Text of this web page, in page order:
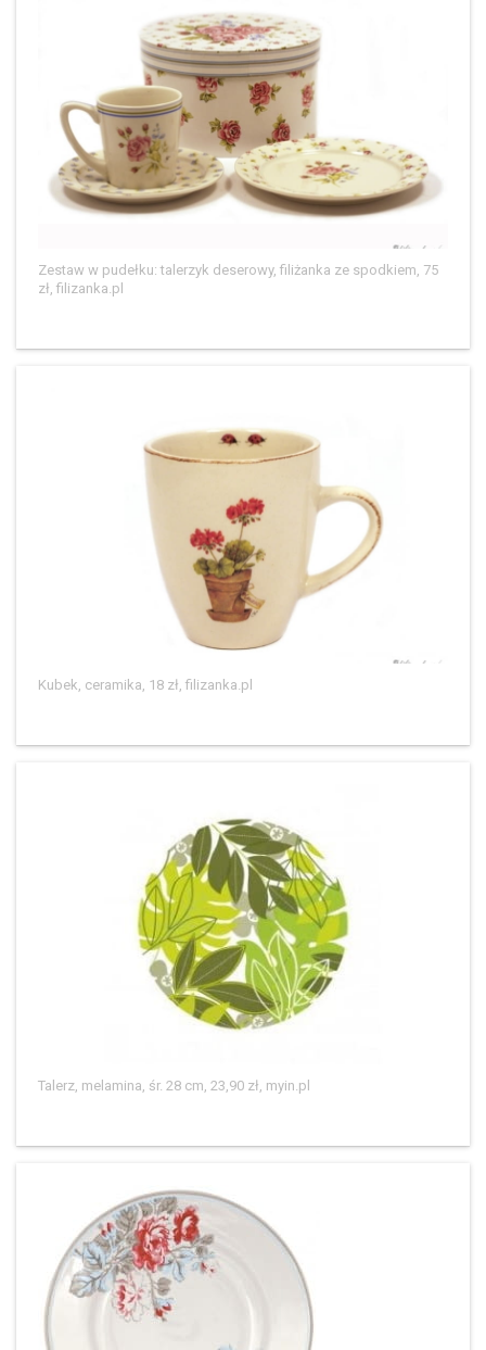
Zestaw w pudełku: talerzyk deserowy, filiżanka ze spodkiem, 75
zł, filizanka.pl
Kubek, ceramika, 18 zł, filizanka.pl
Talerz, melamina, śr. 28 cm, 23,90 zł, myin.pl